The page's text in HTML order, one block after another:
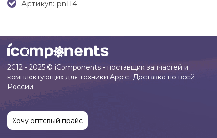
Артикул: pn114
2012 - 2025 © iComponents - поставщик запчастей и
комплектующих для техники Apple. Доставка по всей
России.
Хочу оптовый прайс